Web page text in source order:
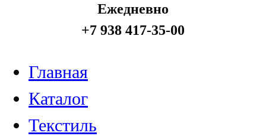
Ежедневно
+7 938 417-35-00
Главная
Каталог
Текстиль